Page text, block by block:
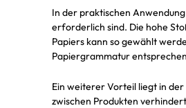
In der praktischen
erforderlich sind. Die hohe
Papiers kann so gewählt
Papiergrammatur
Ein weiterer Vorteil liegt in
zwischen Produkten